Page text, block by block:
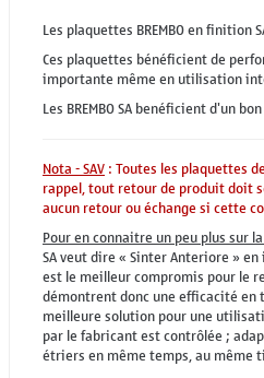
Les plaquettes BREMBO en finition
Ces plaquettes bénéficient de
importante même en utilisation
Les BREMBO SA benéficient d'un
Nota - SAV: Toutes les plaquettes
rappel, tout retour de produit doit
aucun retour ou échange si cette
Pour en connaitre un peu plus sur la
SA veut dire « Sinter Anteriore »
est le meilleur compromis pour le
démontrent donc une efficacité en
meilleure solution pour une
par le fabricant est contrôlée ;
étriers en même temps, au même